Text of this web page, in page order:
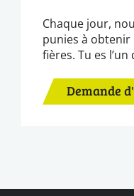
Chaque jour,
punies à
fières. Tu es l’un
Demande